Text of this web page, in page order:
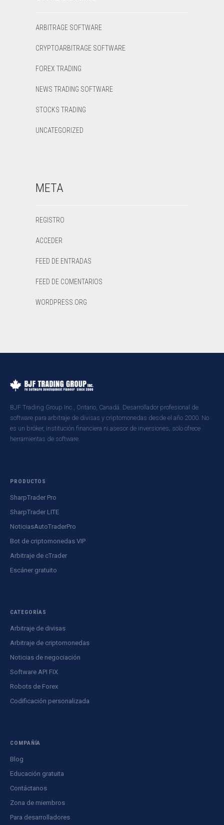
ARBITRAGE SOFTWARE
CRYPTOARBITRAGE SOFTWARE
FOREX TRADING
NEWS TRADING SOFTWARE
STOCKS TRADING
UNCATEGORIZED
META
REGISTRO
ACCEDER
FEED DE ENTRADAS
FEED DE COMENTARIOS
WORDPRESS.ORG
BJF Trading Group Inc., Ontario, Canadá. Desarrollador profesional de
software para arbitraje de divisas y criptomonedas desde el año 2000. No
es un bróker, institución financiera ni asesor de inversiones; solo ofrece
herramientas de software.
PRODUCTOS
SharpTrader Pro
SharpTrader LITE
NoticiasAutoTraderPro
Bot de criptomonedas VIP
Arbitraje de cTrader
Escáner gratuito
CATEGORÍAS
Arbitraje de divisas
Arbitraje de criptomonedas
Noticias de negociación
Software API FIX
Robots de Forex
Codificación personalizada
COMPAÑÍA
Blog
Educación gratuita
Contáctanos
Zona de miembros
Para desarrolladores